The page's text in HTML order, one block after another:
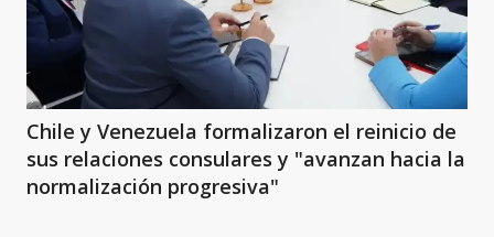
Chile y Venezuela formalizaron el reinicio de
sus relaciones consulares y "avanzan hacia la
normalización progresiva"